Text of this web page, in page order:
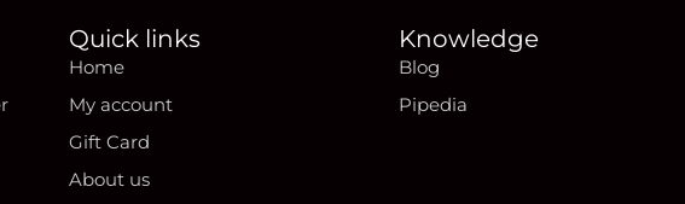
Quick links
Home
My account
Gift Card
About us
Knowledge
Blog
Pipedia